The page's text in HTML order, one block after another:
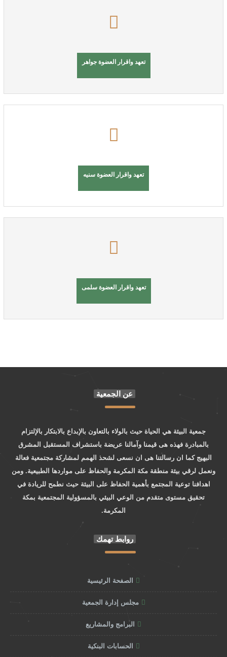
تعهد واقرار العضوة جواهر
تعهد واقرار العضوة سنيه
تعهد واقرار العضوة سلمى
عن الجمعية
جمعية البيئة هي الحياة حيث بالولاء بالتعاون بالإبداع بالابتكار بالإلتزام
بالمبادرة فهذه هى قيمنا وآمالنا عريضة باستشراف المستقبل المشرق
البهيج كما ان رسالتنا هى ان نسعى لشحذ الهمم لمشاركة مجتمعية فعالة
ونعمل لرقي بيئة منطقة مكة المكرمة والحفاظ على مواردها الطبيعية. ومن
اهدافنا توعية المجتمع بأهمية الحفاظ على البيئة حيث نطمح للريادة في
تحقيق مستوى متقدم من الوعي البيئي بالمسؤولية المجتمعية بمكة
المكرمة.
روابط تهمك
الصفحة الرئيسية
مجلس إدارة الجمعية
البرامج والمشاريع
الحسابات البنكية